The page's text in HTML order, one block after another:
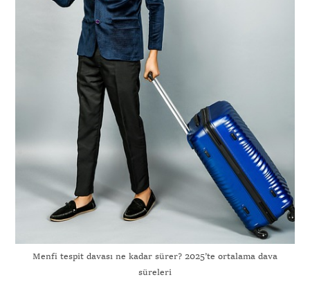
Menfi tespit davası ne kadar sürer? 2025’te ortalama dava
süreleri